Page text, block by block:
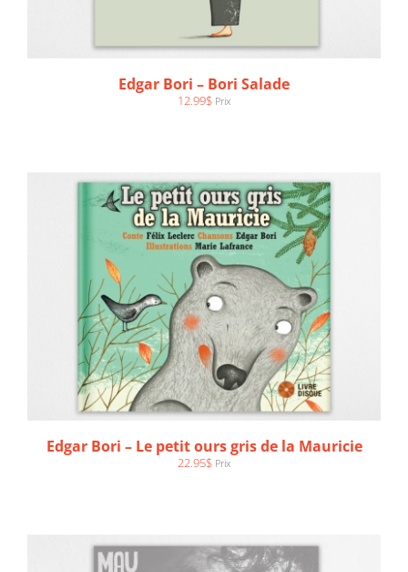
Edgar Bori – Bori Salade
12.99$ Prix
AJOUTER AU PANIER / DÉTAILS
Edgar Bori – Le petit ours gris de la Mauricie
22.95$ Prix
AJOUTER AU PANIER / DÉTAILS